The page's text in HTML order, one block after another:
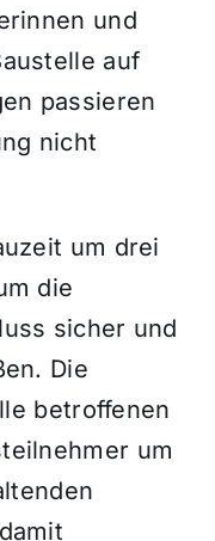
und
auf
passieren
nicht
um drei
die
sicher und
Die
betroffenen
um